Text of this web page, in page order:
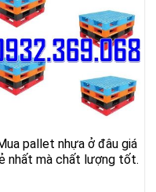
pallet nhựa ở đâu giá
nhất mà chất lượng tốt.